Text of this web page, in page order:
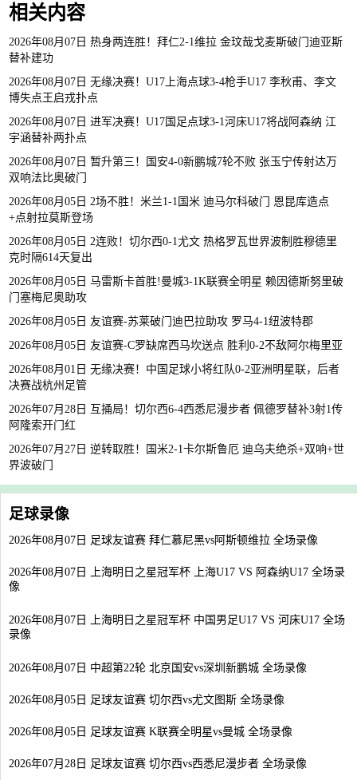
相关内容
2026年08月07日 热身两连胜！拜仁2-1维拉 金玟哉戈麦斯破门迪亚斯
替补建功
2026年08月07日 无缘决赛！U17上海点球3-4枪手U17 李秋甫、李文
博失点王启戎扑点
2026年08月07日 进军决赛！U17国足点球3-1河床U17将战阿森纳 江
宇涵替补两扑点
2026年08月07日 暂升第三！国安4-0新鹏城7轮不败 张玉宁传射达万
双响法比奥破门
2026年08月05日 2场不胜！米兰1-1国米 迪马尔科破门 恩昆库造点
+点射拉莫斯登场
2026年08月05日 2连败！切尔西0-1尤文 热格罗瓦世界波制胜穆德里
克时隔614天复出
2026年08月05日 马雷斯卡首胜!曼城3-1K联赛全明星 赖因德斯努里破
门塞梅尼奥助攻
2026年08月05日 友谊赛-苏莱破门迪巴拉助攻 罗马4-1纽波特郡
2026年08月05日 友谊赛-C罗缺席西马坎送点 胜利0-2不敌阿尔梅里亚
2026年08月01日 无缘决赛！中国足球小将红队0-2亚洲明星联，后者
决赛战杭州足管
2026年07月28日 互捅局！切尔西6-4西悉尼漫步者 佩德罗替补3射1传
阿隆索开门红
2026年07月27日 逆转取胜！国米2-1卡尔斯鲁厄 迪乌夫绝杀+双响+世
界波破门
足球录像
2026年08月07日 足球友谊赛 拜仁慕尼黑vs阿斯顿维拉 全场录像
2026年08月07日 上海明日之星冠军杯 上海U17 VS 阿森纳U17 全场录
像
2026年08月07日 上海明日之星冠军杯 中国男足U17 VS 河床U17 全场
录像
2026年08月07日 中超第22轮 北京国安vs深圳新鹏城 全场录像
2026年08月05日 足球友谊赛 切尔西vs尤文图斯 全场录像
2026年08月05日 足球友谊赛 K联赛全明星vs曼城 全场录像
2026年07月28日 足球友谊赛 切尔西vs西悉尼漫步者 全场录像